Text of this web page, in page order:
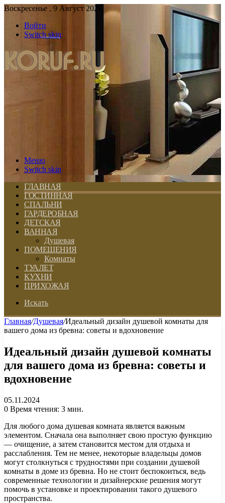
Воскресенье , 9 Август 2026
Войти
Switch skin
Меню
Switch skin
ГЛАВНАЯ
ГОСТИННАЯ
СПАЛЬНИ
ГАРДЕРОБНАЯ
ДЕТСКАЯ
ВАННАЯ
Душевая
ПОМЕЩЕНИЯ
Комнаты
ТУАЛЕТ
КУХНИ
ПРИХОЖАЯ
Искать
Главная/Душевая/Идеальный дизайн душевой комнаты для
вашего дома из бревна: советы и вдохновение
Идеальный дизайн душевой комнаты
для вашего дома из бревна: советы и
вдохновение
05.11.2024
0 Время чтения: 3 мин.
Для любого дома душевая комната является важным
элементом. Сначала она выполняет свою простую функцию
— очищение, а затем становится местом для отдыха и
расслабления. Тем не менее, некоторые владельцы домов
могут столкнуться с трудностями при создании душевой
комнаты в доме из бревна. Но не стоит беспокоиться, ведь
современные технологии и дизайнерские решения могут
помочь в установке и проектировании такого душевого
пространства.